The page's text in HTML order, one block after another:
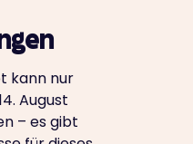
kann nur
August
– es gibt